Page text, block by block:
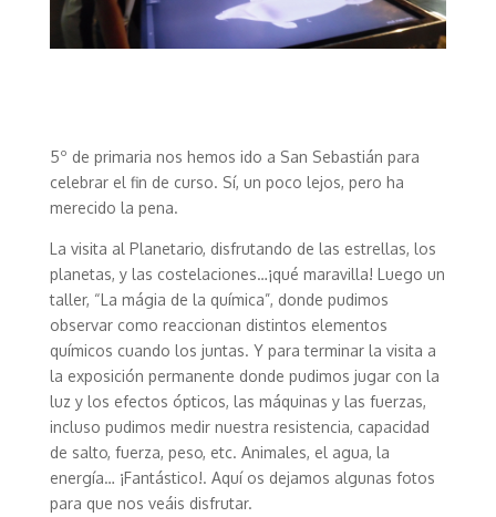
5º de primaria nos hemos ido a San Sebastián para
celebrar el fin de curso. Sí, un poco lejos, pero ha
merecido la pena.
La visita al Planetario, disfrutando de las estrellas, los
planetas, y las costelaciones…¡qué maravilla! Luego un
taller, “La mágia de la química”, donde pudimos
observar como reaccionan distintos elementos
químicos cuando los juntas. Y para terminar la visita a
la exposición permanente donde pudimos jugar con la
luz y los efectos ópticos, las máquinas y las fuerzas,
incluso pudimos medir nuestra resistencia, capacidad
de salto, fuerza, peso, etc. Animales, el agua, la
energía… ¡Fantástico!. Aquí os dejamos algunas fotos
para que nos veáis disfrutar.